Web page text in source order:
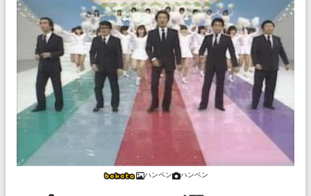
ハンペン ハンペン